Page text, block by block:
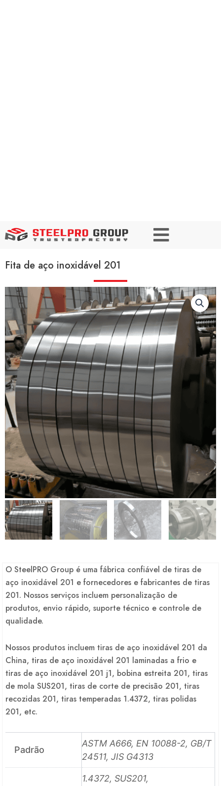
Fita de aço inoxidável 201
O SteelPRO Group é uma fábrica confiável de tiras de
aço inoxidável 201 e fornecedores e fabricantes de tiras
201. Nossos serviços incluem personalização de
produtos, envio rápido, suporte técnico e controle de
qualidade.
Nossos produtos incluem tiras de aço inoxidável 201 da
China, tiras de aço inoxidável 201 laminadas a frio e
tiras de aço inoxidável 201 j1, bobina estreita 201, tiras
de mola SUS201, tiras de corte de precisão 201, tiras
recozidas 201, tiras temperadas 1.4372, tiras polidas
201, etc.
Padrão
ASTM A666, EN 10088-2, GB/T
24511, JIS G4313
1.4372, SUS201,